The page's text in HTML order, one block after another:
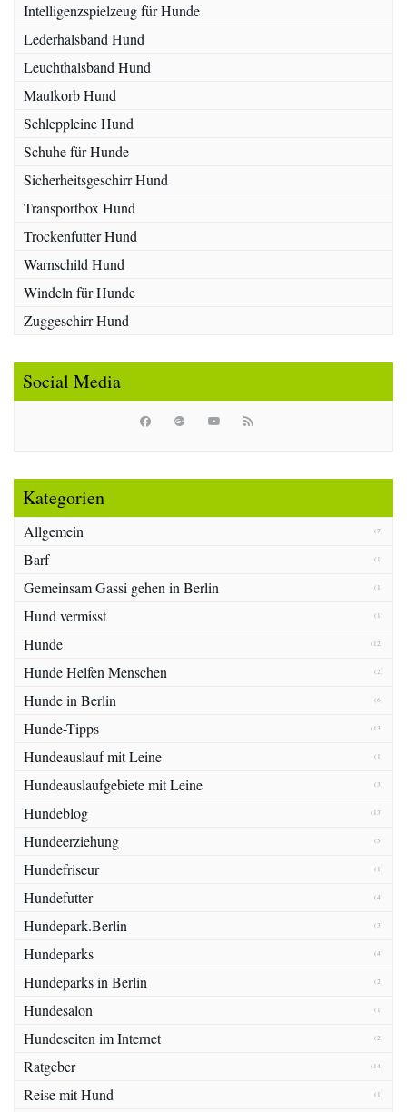
Intelligenzspielzeug für Hunde
Lederhalsband Hund
Leuchthalsband Hund
Maulkorb Hund
Schleppleine Hund
Schuhe für Hunde
Sicherheitsgeschirr Hund
Transportbox Hund
Trockenfutter Hund
Warnschild Hund
Windeln für Hunde
Zuggeschirr Hund
Social Media
Kategorien
Allgemein (7)
Barf (1)
Gemeinsam Gassi gehen in Berlin (1)
Hund vermisst (1)
Hunde (12)
Hunde Helfen Menschen (2)
Hunde in Berlin (6)
Hunde-Tipps (13)
Hundeauslauf mit Leine (1)
Hundeauslaufgebiete mit Leine (3)
Hundeblog (13)
Hundeerziehung (5)
Hundefriseur (1)
Hundefutter (4)
Hundepark.Berlin (3)
Hundeparks (4)
Hundeparks in Berlin (2)
Hundesalon (1)
Hundeseiten im Internet (2)
Ratgeber (14)
Reise mit Hund (1)